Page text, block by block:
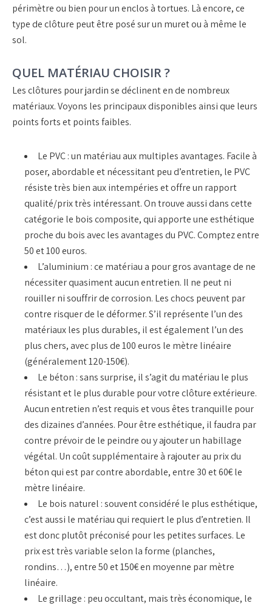
périmètre ou bien pour un enclos à tortues. Là encore, ce
type de clôture peut être posé sur un muret ou à même le
sol.
QUEL MATÉRIAU CHOISIR ?
Les clôtures pour jardin se déclinent en de nombreux
matériaux. Voyons les principaux disponibles ainsi que leurs
points forts et points faibles.
Le PVC : un matériau aux multiples avantages. Facile à
poser, abordable et nécessitant peu d’entretien, le PVC
résiste très bien aux intempéries et offre un rapport
qualité/prix très intéressant. On trouve aussi dans cette
catégorie le bois composite, qui apporte une esthétique
proche du bois avec les avantages du PVC. Comptez entre
50 et 100 euros.
L’aluminium : ce matériau a pour gros avantage de ne
nécessiter quasiment aucun entretien. Il ne peut ni
rouiller ni souffrir de corrosion. Les chocs peuvent par
contre risquer de le déformer. S’il représente l’un des
matériaux les plus durables, il est également l’un des
plus chers, avec plus de 100 euros le mètre linéaire
(généralement 120-150€).
Le béton : sans surprise, il s’agit du matériau le plus
résistant et le plus durable pour votre clôture extérieure.
Aucun entretien n’est requis et vous êtes tranquille pour
des dizaines d’années. Pour être esthétique, il faudra par
contre prévoir de le peindre ou y ajouter un habillage
végétal. Un coût supplémentaire à rajouter au prix du
béton qui est par contre abordable, entre 30 et 60€ le
mètre linéaire.
Le bois naturel : souvent considéré le plus esthétique,
c’est aussi le matériau qui requiert le plus d’entretien. Il
est donc plutôt préconisé pour les petites surfaces. Le
prix est très variable selon la forme (planches,
rondins…), entre 50 et 150€ en moyenne par mètre
linéaire.
Le grillage : peu occultant, mais très économique, le